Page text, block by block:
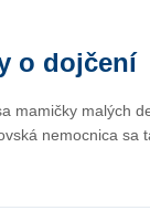
o dojčení
malých
nemocnica